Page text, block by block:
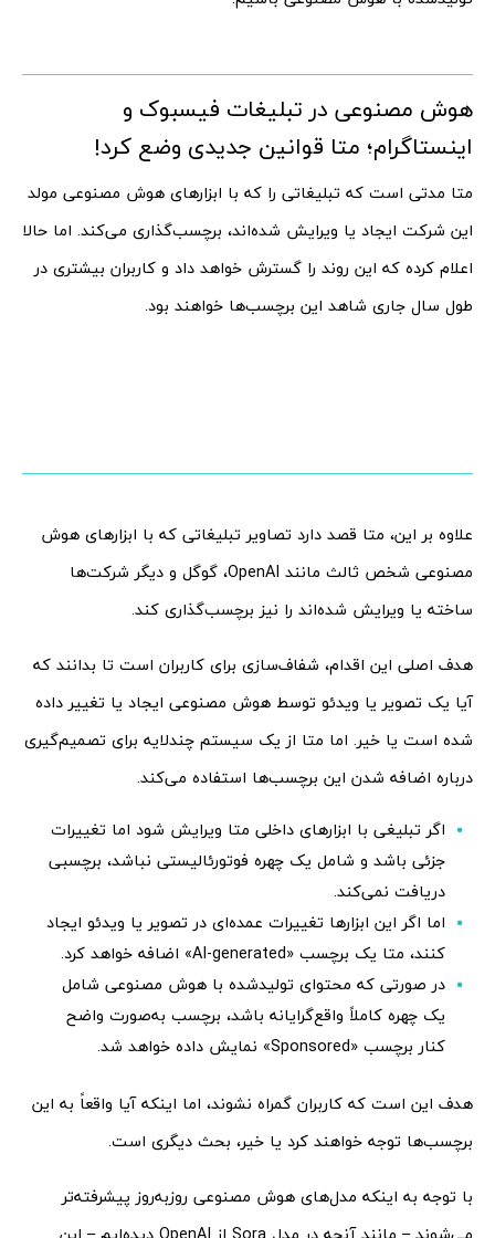
هوش مصنوعی در تبلیغات فیسبوک و
اینستاگرام؛ متا قوانین جدیدی وضع کرد!
متا مدتی است که تبلیغاتی را که با ابزارهای هوش مصنوعی مولد
این شرکت ایجاد یا ویرایش شده‌اند، برچسب‌گذاری می‌کند. اما حالا
اعلام کرده که این روند را گسترش خواهد داد و کاربران بیشتری در
طول سال جاری شاهد این برچسب‌ها خواهند بود.
علاوه بر این، متا قصد دارد تصاویر تبلیغاتی که با ابزارهای هوش
مصنوعی شخص ثالث مانند OpenAI، گوگل و دیگر شرکت‌ها
ساخته یا ویرایش شده‌اند را نیز برچسب‌گذاری کند.
هدف اصلی این اقدام، شفاف‌سازی برای کاربران است تا بدانند که
آیا یک تصویر یا ویدئو توسط هوش مصنوعی ایجاد یا تغییر داده
شده است یا خیر. اما متا از یک سیستم چندلایه برای تصمیم‌گیری
درباره اضافه شدن این برچسب‌ها استفاده می‌کند.
اگر تبلیغی با ابزارهای داخلی متا ویرایش شود اما تغییرات
جزئی باشد و شامل یک چهره فوتورئالیستی نباشد، برچسبی
دریافت نمی‌کند.
اما اگر این ابزارها تغییرات عمده‌ای در تصویر یا ویدئو ایجاد
کنند، متا یک برچسب «AI-generated» اضافه خواهد کرد.
در صورتی که محتوای تولیدشده با هوش مصنوعی شامل
یک چهره کاملاً واقع‌گرایانه باشد، برچسب به‌صورت واضح
کنار برچسب «Sponsored» نمایش داده خواهد شد.
هدف این است که کاربران گمراه نشوند، اما اینکه آیا واقعاً به این
برچسب‌ها توجه خواهند کرد یا خیر، بحث دیگری است.
با توجه به اینکه مدل‌های هوش مصنوعی روز‌به‌روز پیشرفته‌تر